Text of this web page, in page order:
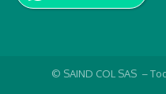
© SAIND COL SAS –